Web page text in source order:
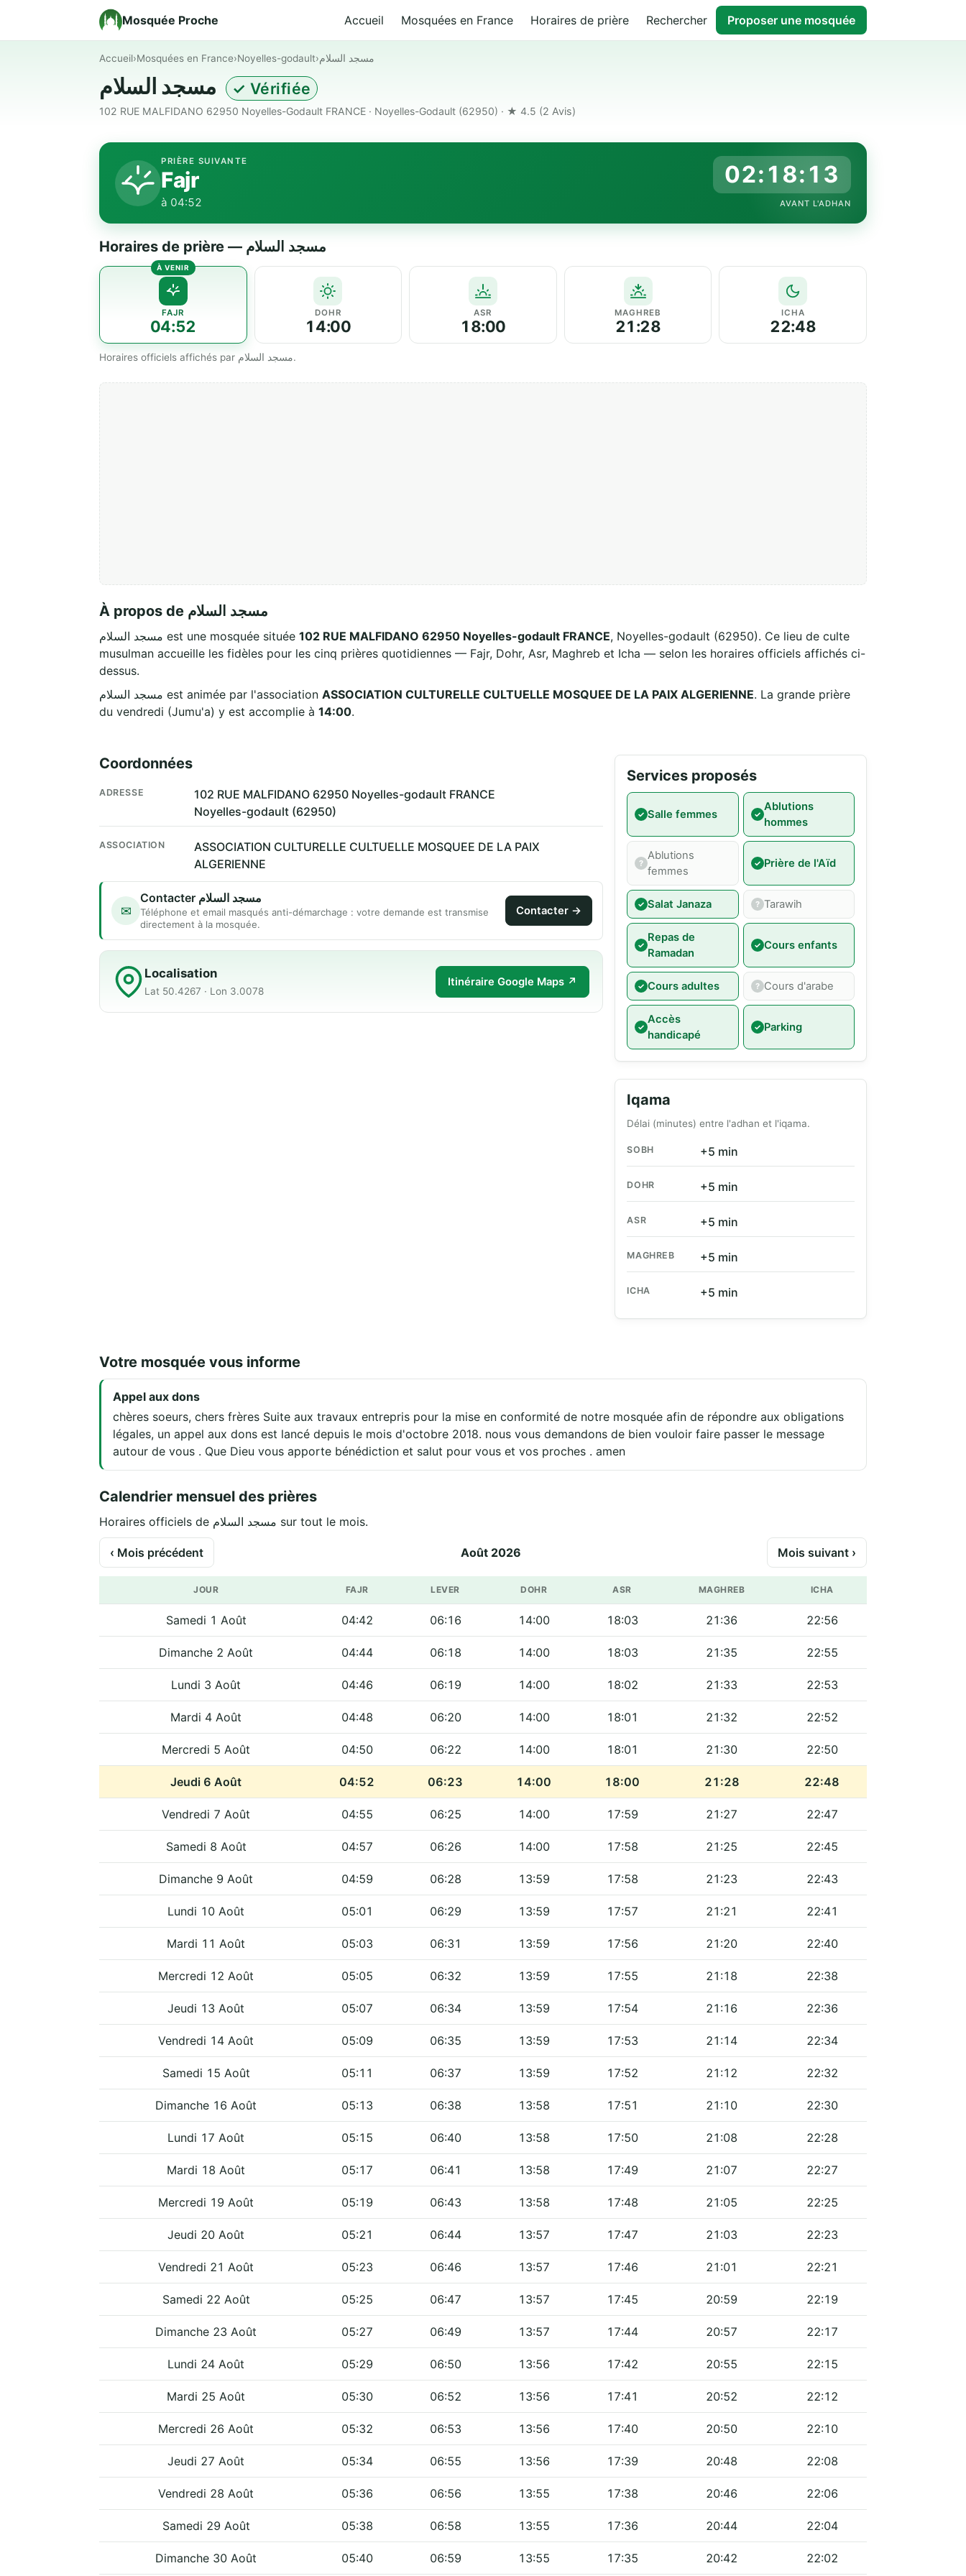
Mosquée Proche Accueil Mosquées en France Horaires de prière Rechercher Proposer une mosquée
Accueil›Mosquées en France›Noyelles-godault›مسجد السلام
✓ Vérifiée
102 RUE MALFIDANO 62950 Noyelles-Godault FRANCE · Noyelles-Godault (62950) · ★ 4.5 (2 Avis)
PRIÈRE SUIVANTE
Fajr
à 04:52
02:18:13
AVANT L'ADHAN
Horaires de prière — مسجد السلام
FAJR
04:52
DOHR
14:00
ASR
18:00
MAGHREB
21:28
ICHA
22:48
Horaires officiels affichés par مسجد السلام.
À propos de مسجد السلام
مسجد السلام est une mosquée située 102 RUE MALFIDANO 62950 Noyelles-godault FRANCE, Noyelles-godault (62950). Ce lieu de culte
musulman accueille les fidèles pour les cinq prières quotidiennes — Fajr, Dohr, Asr, Maghreb et Icha — selon les horaires officiels affichés ci-
dessus.
مسجد السلام est animée par l'association ASSOCIATION CULTURELLE CULTUELLE MOSQUEE DE LA PAIX ALGERIENNE. La grande prière
du vendredi (Jumu'a) y est accomplie à 14:00.
Coordonnées
ADRESSE
102 RUE MALFIDANO 62950 Noyelles-godault FRANCE
Noyelles-godault (62950)
ASSOCIATION
ASSOCIATION CULTURELLE CULTUELLE MOSQUEE DE LA PAIX
ALGERIENNE
✉
Contacter مسجد السلام
Téléphone et email masqués anti-démarchage : votre demande est transmise
directement à la mosquée.
Contacter →
Localisation
Lat 50.4267 · Lon 3.0078
Itinéraire Google Maps ↗
Services proposés
Salle femmes
Ablutions
hommes
Ablutions
femmes
Prière de l'Aïd
Salat Janaza Tarawih
Repas de
Ramadan
Cours enfants
Cours adultes Cours d'arabe
Accès
handicapé
Parking
Iqama
Délai (minutes) entre l'adhan et l'iqama.
SOBH +5 min
DOHR +5 min
ASR +5 min
MAGHREB +5 min
ICHA +5 min
Votre mosquée vous informe
Appel aux dons
chères soeurs, chers frères Suite aux travaux entrepris pour la mise en conformité de notre mosquée afin de répondre aux obligations
légales, un appel aux dons est lancé depuis le mois d'octobre 2018. nous vous demandons de bien vouloir faire passer le message
autour de vous . Que Dieu vous apporte bénédiction et salut pour vous et vos proches . amen
Calendrier mensuel des prières
Horaires officiels de مسجد السلام sur tout le mois.
‹ Mois précédent Août 2026 Mois suivant ›
JOUR FAJR LEVER DOHR ASR MAGHREB ICHA
Samedi 1 Août 04:42 06:16 14:00 18:03 21:36 22:56
Dimanche 2 Août 04:44 06:18 14:00 18:03 21:35 22:55
Lundi 3 Août 04:46 06:19 14:00 18:02 21:33 22:53
Mardi 4 Août 04:48 06:20 14:00 18:01 21:32 22:52
Mercredi 5 Août 04:50 06:22 14:00 18:01 21:30 22:50
Jeudi 6 Août 04:52 06:23 14:00 18:00 21:28 22:48
Vendredi 7 Août 04:55 06:25 14:00 17:59 21:27 22:47
Samedi 8 Août 04:57 06:26 14:00 17:58 21:25 22:45
Dimanche 9 Août 04:59 06:28 13:59 17:58 21:23 22:43
Lundi 10 Août 05:01 06:29 13:59 17:57 21:21 22:41
Mardi 11 Août 05:03 06:31 13:59 17:56 21:20 22:40
Mercredi 12 Août 05:05 06:32 13:59 17:55 21:18 22:38
Jeudi 13 Août 05:07 06:34 13:59 17:54 21:16 22:36
Vendredi 14 Août 05:09 06:35 13:59 17:53 21:14 22:34
Samedi 15 Août 05:11 06:37 13:59 17:52 21:12 22:32
Dimanche 16 Août 05:13 06:38 13:58 17:51 21:10 22:30
Lundi 17 Août 05:15 06:40 13:58 17:50 21:08 22:28
Mardi 18 Août 05:17 06:41 13:58 17:49 21:07 22:27
Mercredi 19 Août 05:19 06:43 13:58 17:48 21:05 22:25
Jeudi 20 Août 05:21 06:44 13:57 17:47 21:03 22:23
Vendredi 21 Août 05:23 06:46 13:57 17:46 21:01 22:21
Samedi 22 Août 05:25 06:47 13:57 17:45 20:59 22:19
Dimanche 23 Août 05:27 06:49 13:57 17:44 20:57 22:17
Lundi 24 Août 05:29 06:50 13:56 17:42 20:55 22:15
Mardi 25 Août 05:30 06:52 13:56 17:41 20:52 22:12
Mercredi 26 Août 05:32 06:53 13:56 17:40 20:50 22:10
Jeudi 27 Août 05:34 06:55 13:56 17:39 20:48 22:08
Vendredi 28 Août 05:36 06:56 13:55 17:38 20:46 22:06
Samedi 29 Août 05:38 06:58 13:55 17:36 20:44 22:04
Dimanche 30 Août 05:40 06:59 13:55 17:35 20:42 22:02